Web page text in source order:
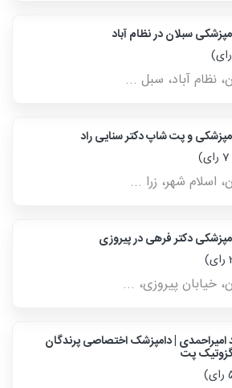
سبلان در نظام آباد
نظام آباد، سبل ...
و پت شاپ دکتر سنایی راد
اسلام شهر، زرا ...
دکتر فرهی در پیروزی
خیابان پیروزی، ...
امیراحمدی | دامپزشک اختصاصی پرندگان
پت